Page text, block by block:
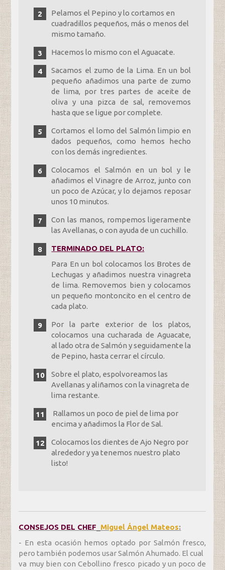
Pelamos el Pepino y lo cortamos en
cuadradillos pequeños, más o menos del
mismo tamaño.
Hacemos lo mismo con el Aguacate.
Sacamos el zumo de la Lima. En un bol
pequeño añadimos una parte de zumo
de lima, por tres partes de aceite de
oliva y una pizca de sal, removemos
hasta que se ligue por complete.
Cortamos el lomo del Salmón limpio en
dados pequeños, como hemos hecho
con los demás ingredientes.
Colocamos el Salmón en un bol y le
añadimos el Vinagre de Arroz, junto con
un poco de Azúcar, y lo dejamos reposar
unos 10 minutos.
Con las manos, rompemos ligeramente
las Avellanas, o con ayuda de un cuchillo.
TERMINADO DEL PLATO:
Para En un bol colocamos los Brotes de
Lechugas y añadimos nuestra vinagreta
de lima. Removemos bien y colocamos
un pequeño montoncito en el centro de
cada plato.
Por la parte exterior de los platos,
colocamos una cucharada de Aguacate,
al lado otra de Salmón y seguidamente la
de Pepino, hasta cerrar el círculo.
Sobre el plato, espolvoreamos las
Avellanas y aliñamos con la vinagreta de
lima restante.
Rallamos un poco de piel de lima por
encima y añadimos la Flor de Sal.
Colocamos los dientes de Ajo Negro por
alrededor y ya tenemos nuestro plato
listo!
CONSEJOS DEL CHEF Miguel Ángel Mateos:
- En esta ocasión hemos optado por Salmón fresco,
pero también podemos usar Salmón Ahumado. El cual
va muy bien con Cebollino fresco picado y un poco de